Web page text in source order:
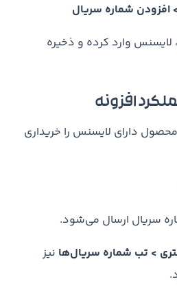
افزودن شماره سریال
لایسنس وارد کرده و ذخیره
دارای لایسنس را خریداری
سریال ارسال می‌شود.
> تب شماره سریال‌ها نیز